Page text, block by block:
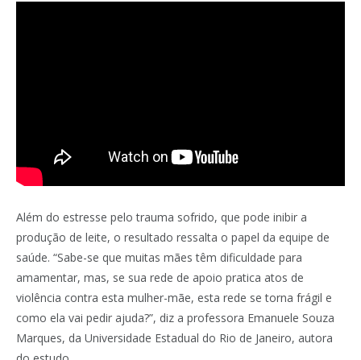
Além do estresse pelo trauma sofrido, que pode inibir a
produção de leite, o resultado ressalta o papel da equipe de
saúde. “Sabe-se que muitas mães têm dificuldade para
amamentar, mas, se sua rede de apoio pratica atos de
violência contra esta mulher-mãe, esta rede se torna frágil e
como ela vai pedir ajuda?”, diz a professora Emanuele Souza
Marques, da Universidade Estadual do Rio de Janeiro, autora